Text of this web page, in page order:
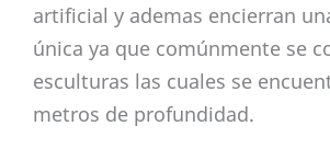
artificial y ademas encierran
única ya que comúnmente se
esculturas las cuales se
metros de profundidad.